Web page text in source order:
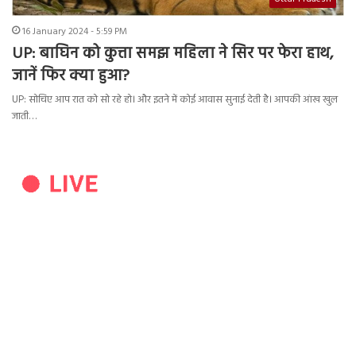
16 January 2024 - 5:59 PM
UP: बाघिन को कुत्ता समझ महिला ने सिर पर फेरा हाथ,
जानें फिर क्या हुआ?
UP: सोचिए आप रात को सो रहे हो। और इतने में कोई आवास सुनाई देती है। आपकी आंख खुल
जाती…